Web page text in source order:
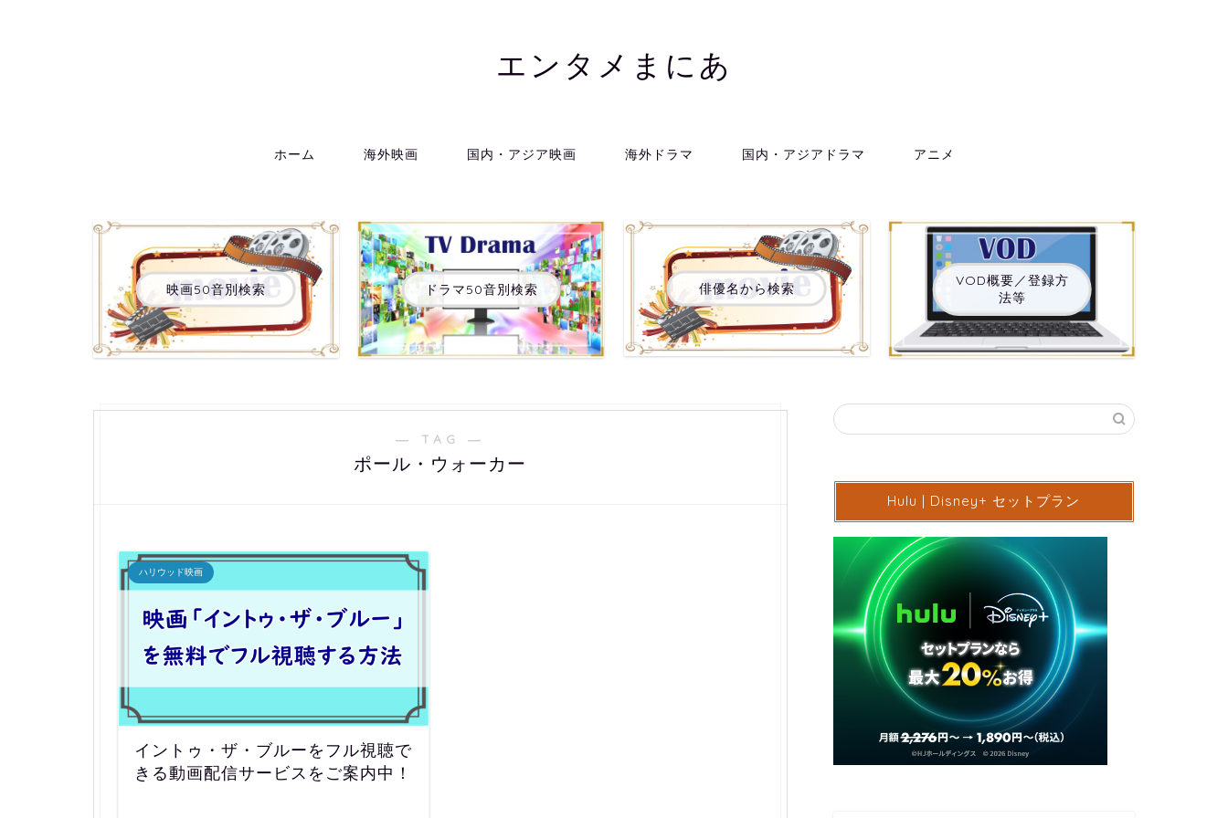
エンタメまにあ
ホーム 海外映画 国内・アジア映画 海外ドラマ 国内・アジアドラマ アニメ
映画50音別検索 ドラマ50音別検索 俳優名から検索
VOD概要／登録方
法等
― TAG ―
ポール・ウォーカー
ハリウッド映画
イントゥ・ザ・ブルーをフル視聴で
きる動画配信サービスをご案内中！
Hulu | Disney+ セットプラン